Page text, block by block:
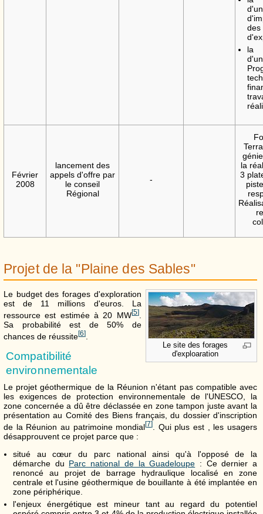
la
d'un
Février
2008
lancement des
appels d'offre par
le conseil
Régional
-
la
3
Projet de la "Plaine des Sables"
Le site des forages
d'exploaration
Le budget des forages d'exploration
est de 11 millions d'euros. La
ressource est estimée à 20 MW[5].
Sa probabilité est de 50% de
chances de réussite[6]
Compatibilité
environnementale
Le projet géothermique de la Réunion n'étant pas compatible avec
les exigences de protection environnementale de l'UNESCO, la
zone concernée a dû être déclassée en zone tampon juste avant la
présentation au Comité des Biens français, du dossier d'inscription
de la Réunion au patrimoine mondial[7] . Qui plus est , les usagers
désapprouvent ce projet parce que :
situé au cœur du parc national ainsi qu'à l'opposé de la
démarche du Parc national de la Guadeloupe : Ce dernier a
renoncé au projet de barrage hydraulique localisé en zone
centrale et l'usine géothermique de bouillante à été implantée en
zone périphérique.
l'enjeux énergétique est mineur tant au regard du potentiel